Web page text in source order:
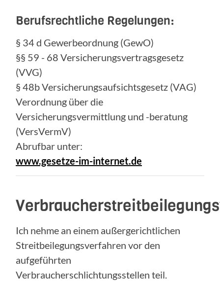
Berufsrechtliche Regelungen:
§ 34 d Gewerbeordnung (GewO)
§§ 59 - 68 Versicherungsvertragsgesetz
(VVG)
§ 48b Versicherungsaufsichtsgesetz (VAG)
Verordnung über die
Versicherungsvermittlung und -beratung
(VersVermV)
Abrufbar unter:
www.gesetze-im-internet.de
Ich nehme an einem außergerichtlichen
Streitbeilegungsverfahren vor den
aufgeführten
Verbraucherschlichtungsstellen teil.